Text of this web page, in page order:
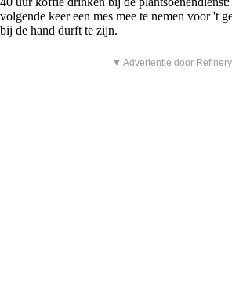
volgende keer een mes mee te nemen voor 't
bij de hand durft te zijn.
▼ Advertentie door